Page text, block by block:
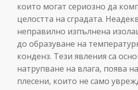
които могат сериозно да
целостта на сградата.
неправилно изпълнена
до образуване на
конденз. Тези явления са
натрупване на влага, поява
плесени, които не само